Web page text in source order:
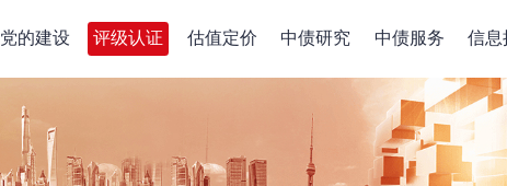
党的建设 评级认证 估值定价 中债研究 中债服务 信息